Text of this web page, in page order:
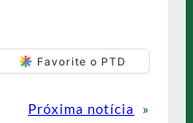
Favorite o PTD
Próxima notícia
»